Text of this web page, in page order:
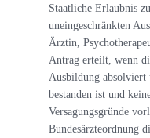
Staatliche Erlaubnis
uneingeschränkten
Ärztin,
Antrag erteilt, wenn
Ausbildung absolviert
bestanden ist und
Versagungsgründe
Bundesärzteordnung